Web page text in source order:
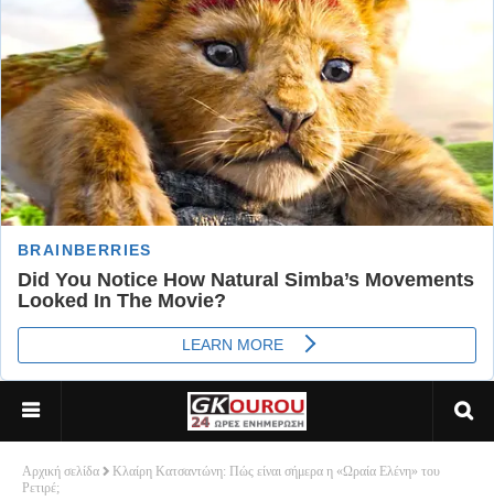
Αρχική σελίδα
Κλαίρη Κατσαντώνη: Πώς είναι σήμερα η «Ωραία Ελένη» του
Ρετιρέ;